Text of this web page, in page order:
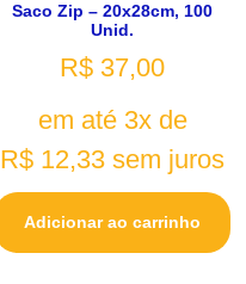
Saco Zip – 20x28cm, 100
Unid.
R$ 37,00
em até 3x de
R$ 12,33 sem juros
Adicionar ao carrinho